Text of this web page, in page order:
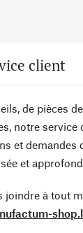
client
de pièces
notre service
et demandes
et
joindre à tout